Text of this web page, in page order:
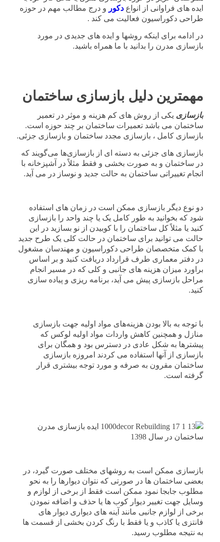
ایده های فراوانی از انواع دکور و درج مطالب مهم در حوزه
طراحی دکوراسیون فعالیت می کند .
در ادامه برای اینکه روشها و ایده های جدیدی در مورد
بازسازی مدرن را بدانید با ما همراه باشید.
مهمترین دلیل بازسازی ساختمان
بازسازی یکی از روش های کم هزینه و موثر در تعمیر
ساختمان می باشد تعمیرات ساختمان بر چند حوزه است.
بازسازی کامل ، بازسازی مجدد ساختمان و بازسازی جزئی.
بازسازی های جزئی به دسته ای از بازسازی‌ها می‌گویند که
در ساختمان و به صورت بخشی و فقط مثلاً در آشپزخانه با
انجام تغییراتی ساختمان به حالت جدید و نوساز در می آید.
دو نوع دیگر بازسازی ممکن است در زمان های استفاده
شود که بخوانید به طور کامل یک یا چند واحد را بازسازی
کنید یا مثلاً کل ساختمان را با کوبیدن از نو بسازید در این
حالت می توانید برای ساختمان در حالت کلی یک طرح جدید
با کمک متخصصان طراحی دکوراسیون و مهندسان مشغول
در دفتر معماری طرف قرارداد دریافت کنید و بر اساس
براورد میزان هزینه های جانبی و کلی که در مسیر انجام
مراحل بازسازی پیش می آید، برنامه ریزی و پیاده سازی
کنید.
با توجه به بالا بودن هزینه‌های مواد اولیه جهت بازسازی
منازل و همچنین کاهش واردات مواد اولیه لوکس که
پیشترها به شکل عادی در دسترس بود و همگان برای
بازسازی از آنها استفاده می کردند امروزه بازسازی
ساختمان مقرون به صرفه و مورد توجه بیشتری قرار
گرفته است.
بازسازی ممکن است به روشهای مختلف صورت گیرد، در
بعضی ساختمان ها در صورتی که نتوان دیوارها را به نحو
مطلوب جابجا نمود ممکن است فقط از برخی از لوازم و
وسایل جهت تغییر دیوار کوب ها یا حذف و اضافه نمودن
برخی از لوازم جانبی مانند آینه های دیواری دیوار های
فانتزی یا کاذب و یا فقط با رنگ کردن بخشی از قسمت ها
به نتیجه مطلوب رسید.